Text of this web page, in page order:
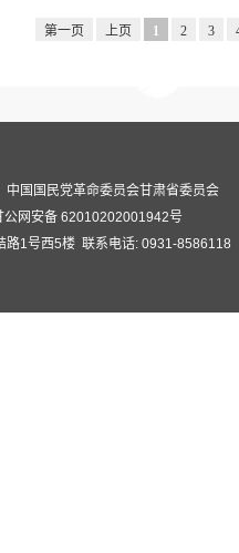
第一页 上页 1 2 3
中国国民党革命委员会甘肃省委员会
公网安备 62010202001942号
路1号西5楼 联系电话: 0931-8586118